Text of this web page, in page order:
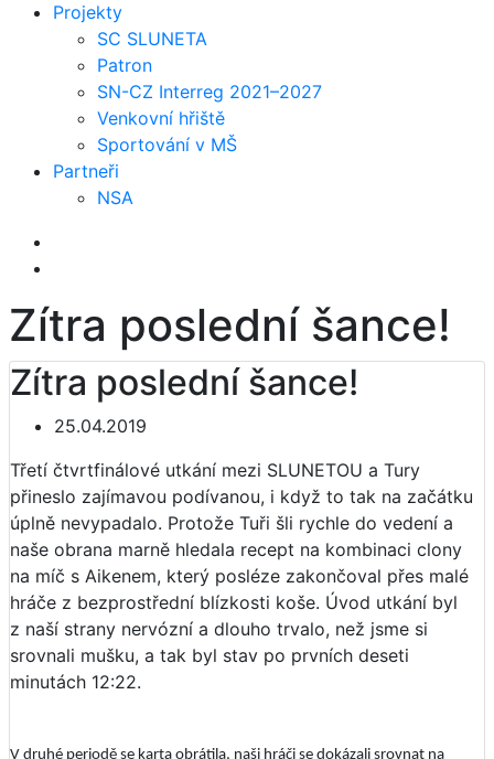
Projekty
SC SLUNETA
Patron
SN-CZ Interreg 2021–2027
Venkovní hřiště
Sportování v MŠ
Partneři
NSA
Zítra poslední šance!
Zítra poslední šance!
25.04.2019
Třetí čtvrtfinálové utkání mezi SLUNETOU a Tury
přineslo zajímavou podívanou, i když to tak na začátku
úplně nevypadalo. Protože Tuři šli rychle do vedení a
naše obrana marně hledala recept na kombinaci clony
na míč s Aikenem, který posléze zakončoval přes malé
hráče z bezprostřední blízkosti koše. Úvod utkání byl
z naší strany nervózní a dlouho trvalo, než jsme si
srovnali mušku, a tak byl stav po prvních deseti
minutách 12:22.
V druhé periodě se karta obrátila, naši hráči se dokázali srovnat na